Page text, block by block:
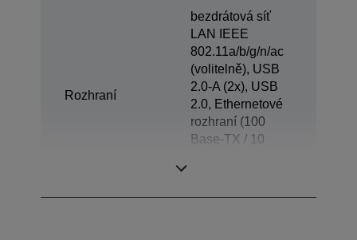
Rozhraní
bezdrátová síť
LAN IEEE
802.11a/b/g/n/ac
(volitelně), USB
2.0-A (2x), USB
2.0, Ethernetové
rozhraní (100
Base-TX / 10